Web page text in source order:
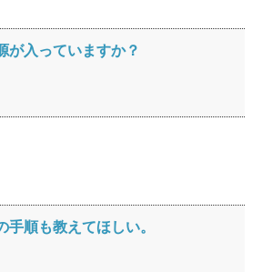
が入っていますか？
順も教えてほしい。